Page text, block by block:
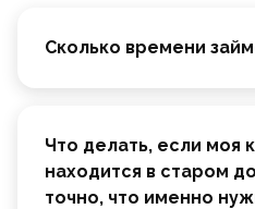
Сколько времени
Что делать, если моя
находится в старом
точно, что именно